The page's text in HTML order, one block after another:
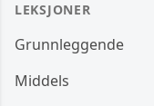
LEKSJONER
Grunnleggende
Middels